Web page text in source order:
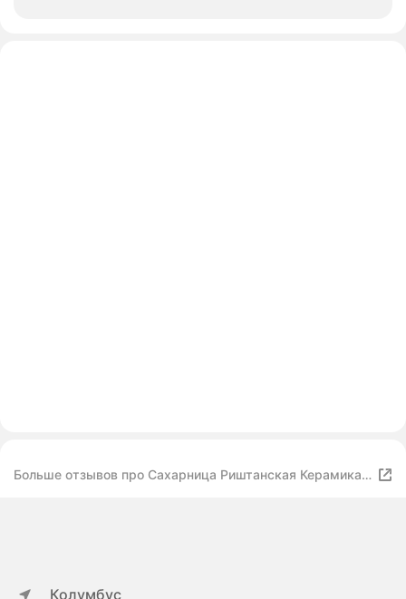
Больше отзывов про Сахарница Риштанская Керамика
Колумбус